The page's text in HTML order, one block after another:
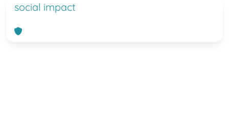
social impact